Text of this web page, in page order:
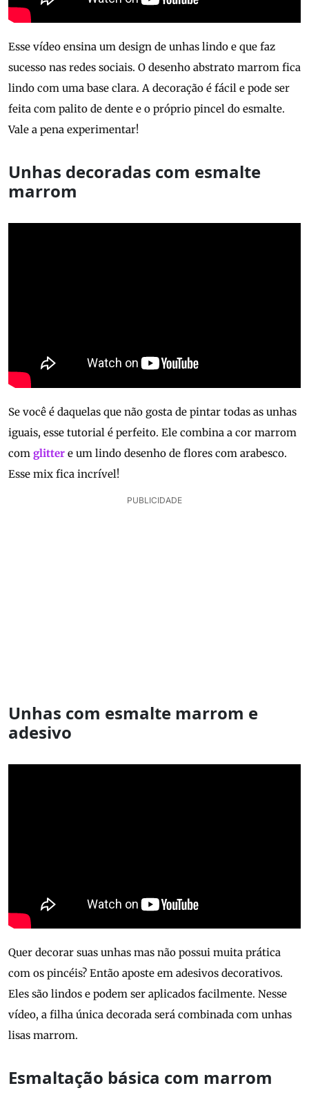
Esse vídeo ensina um design de unhas lindo e que faz
sucesso nas redes sociais. O desenho abstrato marrom fica
lindo com uma base clara. A decoração é fácil e pode ser
feita com palito de dente e o próprio pincel do esmalte.
Vale a pena experimentar!
Unhas decoradas com esmalte
marrom
Se você é daquelas que não gosta de pintar todas as unhas
iguais, esse tutorial é perfeito. Ele combina a cor marrom
com glitter e um lindo desenho de flores com arabesco.
Esse mix fica incrível!
PUBLICIDADE
Unhas com esmalte marrom e
adesivo
Quer decorar suas unhas mas não possui muita prática
com os pincéis? Então aposte em adesivos decorativos.
Eles são lindos e podem ser aplicados facilmente. Nesse
vídeo, a filha única decorada será combinada com unhas
lisas marrom.
Esmaltação básica com marrom